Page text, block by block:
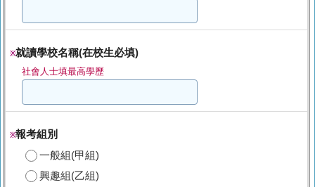
※就讀學校名稱(在校生必填)
社會人士填最高學歷
※報考組別
一般組(甲組)
興趣組(乙組)